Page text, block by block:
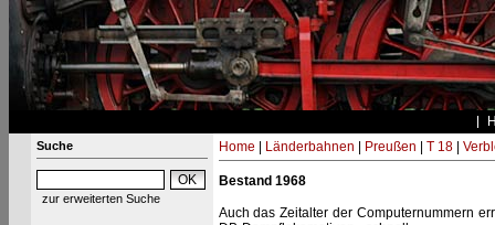
Suche
zur erweiterten Suche
Home Länderbahnen Preußen T 18|
Bestand 1968
Auch das Zeitalter der Computernummern